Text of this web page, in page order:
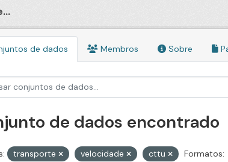
de dados Membros Sobre
de dados encontrado
transporte velocidade cttu
Formatos: